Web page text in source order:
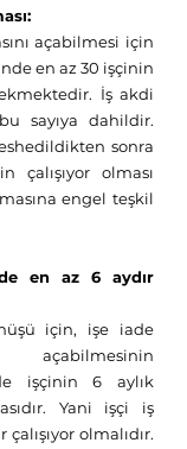
açabilmesi için
en az 30 işçinin
İş akdi
sayıya dahildir.
sonra
çalışıyor olması
engel teşkil
en az 6 aydır
için, işe iade
işçinin 6 aylık
Yani işçi iş
olmalıdır.